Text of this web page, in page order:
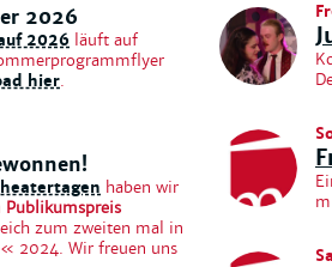
2026
2026 läuft auf
hier.
haben wir
Publikumspreis
zum zweiten mal in
2024. Wir freuen uns